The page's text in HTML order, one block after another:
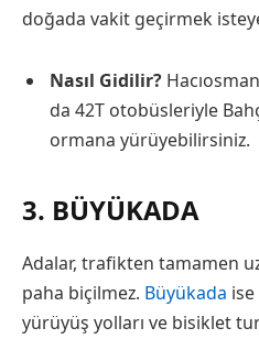
doğada vakit geçirmek
Nasıl Gidilir?
da 42T otobüsleriyle
ormana yürüyebilirsiniz.
3. BÜYÜKADA
Adalar, trafikten tamamen
paha biçilmez. Büyükada
yürüyüş yolları ve bisiklet